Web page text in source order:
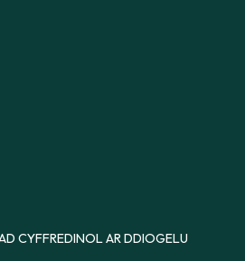
CYFFREDINOL AR DDIOGELU